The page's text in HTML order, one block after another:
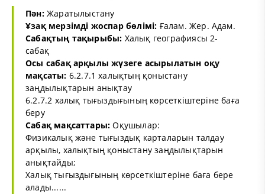
Пән:Жаратылыстану
Ұзақ мерзімді жоспар бөлімі: Ғалам. Жер. Адам.
Сабақтың тақырыбы: Халық географиясы 2-
сабақ
Осы сабақ арқылы жүзеге асырылатын оқу
мақсаты: 6.2.7.1 халықтың қоныстану
заңдылықтарын анықтау
6.2.7.2 халық тығыздығының көрсеткіштеріне баға
беру
Сабақ мақсаттары: Оқушылар:
Физикалық және тығыздық карталарын талдау
арқылы, халықтың қоныстану заңдылықтарын
анықтайды;
Халық тығыздығының көрсеткіштеріне баға бере
алады......